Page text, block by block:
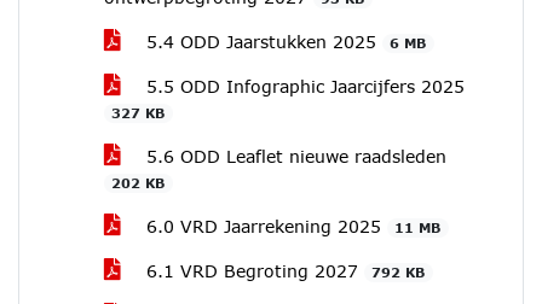
5.4 ODD Jaarstukken 2025 6 MB
5.5 ODD Infographic Jaarcijfers 2025
327 KB
5.6 ODD Leaflet nieuwe raadsleden
202 KB
6.0 VRD Jaarrekening 2025 11 MB
6.1 VRD Begroting 2027 792 KB